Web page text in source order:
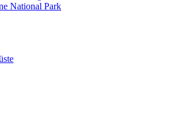
National Park